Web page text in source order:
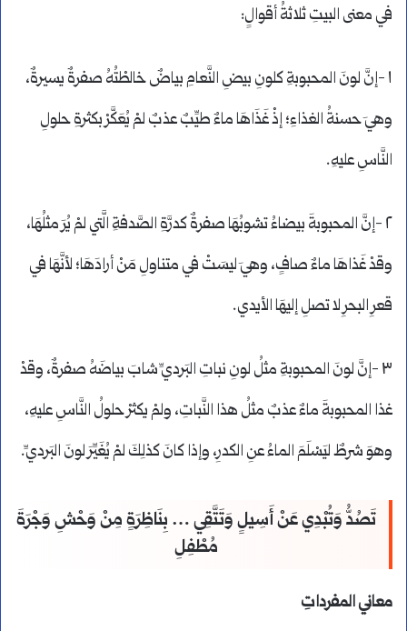
في معنى البيتِ ثلاثةُ أقوالٍ:
١ -إنَّ لونَ المحبوبةِ كلونِ بيضِ النَّعامِ بياضٌ خالطْتُهُ صفرةٌ يسيرةٌ،
وهيَ حسنةُ الغذاءِ؛ إذْ غَذَاهَا ماءٌ طيِّبٌ عذبٌ لمْ يُعَكَّرْ بكثرةِ حلولِ
النَّاسِ عليهِ.
٢ -إنَّ المحبوبةَ بيضاءُ تشوبُهَا صفرةٌ كدرَّةِ الصَّدفةِ الَّتي لمْ يُرَ مثلُهَا،
وقدْ غَذاهَا ماءٌ صافٍ، وهيَ ليسَتْ في متناولِ مَنْ أرادَهَا؛ لأنَّهَا في
قعرِ البحرِ لا تصلِ إليهَا الأيدي.
٣ -إنَّ لونَ المحبوبةِ مثلُ لونِ نباتِ البَرديِّ شابَ بياضَهُ صفرةٌ، وقدْ
غذا المحبوبةَ ماءٌ عذبٌ مثلُ هذا النَّباتِ، ولمْ يكثرْ حلولُ النَّاسِ عليهِ،
وهوَ شرطٌ ليَسْلَمَ الماءُ عنِ الكدرِ، وإذا كانَ كذلِكَ لمْ يُغَيِّرَ لونَ البَرديِّ.
تَصُدُّ وَتُبْدِي عَنْ أَسِيلٍ وَتَتَّقِي … بِنَاظِرَةٍ مِنْ وَحْشِ وَجْرَةَ
مُطْفِلِ
معاني المفرداتِ